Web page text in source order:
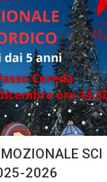
SCI
2026